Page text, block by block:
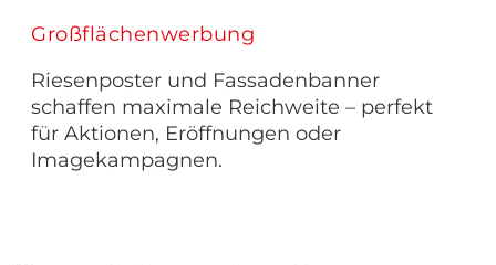
Großflächenwerbung
Riesenposter und Fassadenbanner
schaffen maximale Reichweite – perfekt
für Aktionen, Eröffnungen oder
Imagekampagnen.